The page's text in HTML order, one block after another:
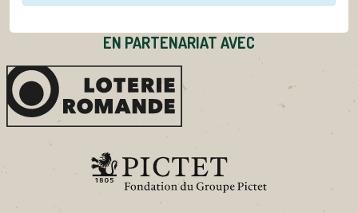
EN PARTENARIAT AVEC